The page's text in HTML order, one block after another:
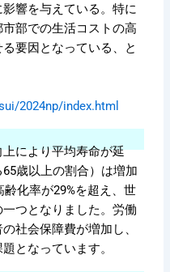
響を与えている。特に
部での生活コストの高
要因となっている、と
2024np/index.html
により平均寿命が延
歳以上の割合）は増加
化率が29%を超え、世
つとなりました。労働
社会保障費が増加し、
となっています。